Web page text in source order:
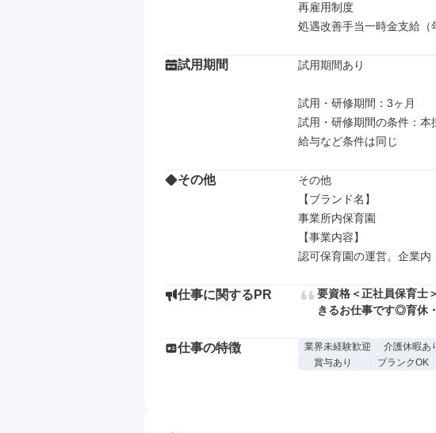
再雇用制度
処遇改善手当一時金支給（
試用期間 試用期間あり
試用・研修期間：3ヶ月
試用・研修期間の条件：本
その他
その他
【ブランド名】
事業所内保育園
【事業内容】
認可保育園の運営。企業内
仕事に関するPR
要資格＜正社員保育士
きるお仕事です◎育休
仕事の特徴 業界未経験歓迎 介護休暇あ
賞与あり
ブランクOK